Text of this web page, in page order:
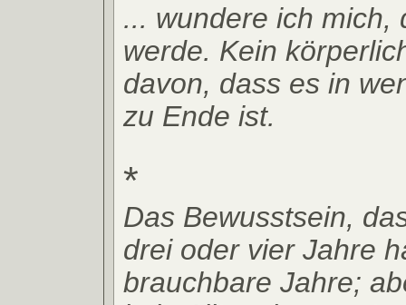
... wundere ich mich,
werde. Kein
davon, dass es in
zu Ende ist.
*
Das Bewusstsein,
drei oder vier Jahre
brauchbare Jahre;